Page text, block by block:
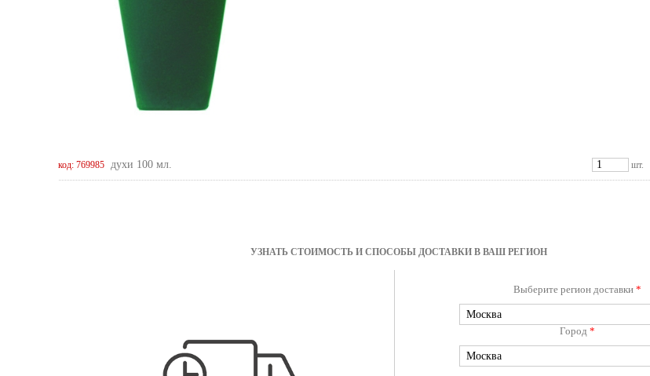
код: 769985 духи 100 мл. шт.
УЗНАТЬ СТОИМОСТЬ И СПОСОБЫ ДОСТАВКИ В ВАШ РЕГИОН
Выберите регион доставки *
Город *